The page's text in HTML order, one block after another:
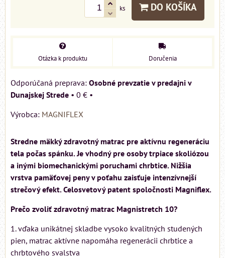
ks DO KOŠÍKA
Otázka k produktu Doručenia
Osobné prevzatie v predajni v
Dunajskej Strede • 0 € •
Výrobca: MAGNIFLEX
Stredne mäkký zdravotný matrac pre aktívnu regeneráciu
tela počas spánku. Je vhodný pre osoby trpiace skoliózou
a inými biomechanickými poruchami chrbtice. Nižšia
vrstva pamäťovej peny v poťahu zaisťuje intenzívnejší
strečový efekt. Celosvetový patent spoločnosti Magniflex.
Prečo zvoliť zdravotný matrac Magnistretch 10?
1. vďaka unikátnej skladbe vysoko kvalitných studených
pien, matrac aktívne napomáha regenerácii chrbtice a
chrbtového svalstva